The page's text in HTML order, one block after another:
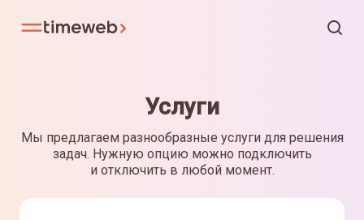
Услуги
Мы предлагаем разнообразные услуги для решения
задач. Нужную опцию можно подключить
и отключить в любой момент.